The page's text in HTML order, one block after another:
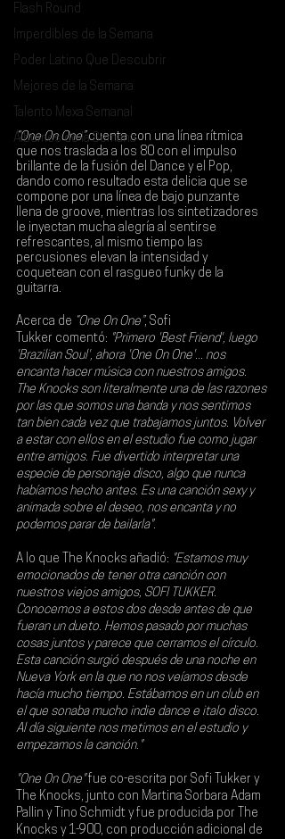
Flash Round
Imperdibles de la Semana
Poder Latino Que Descubrir
Mejores de la Semana
Talento Mexa Semanal
Álbumes de la Semana
“One On One” cuenta con una línea rítmica
que nos traslada a los 80 con el impulso
brillante de la fusión del Dance y el Pop,
dando como resultado esta delicia que se
compone por una línea de bajo punzante
llena de groove, mientras los sintetizadores
le inyectan mucha alegría al sentirse
refrescantes, al mismo tiempo las
percusiones elevan la intensidad y
coquetean con el rasgueo funky de la
guitarra.
Acerca de “One On One”, Sofi
Tukker comentó: "Primero 'Best Friend', luego
'Brazilian Soul', ahora 'One On One'... nos
encanta hacer música con nuestros amigos.
The Knocks son literalmente una de las razones
por las que somos una banda y nos sentimos
tan bien cada vez que trabajamos juntos. Volver
a estar con ellos en el estudio fue como jugar
entre amigos. Fue divertido interpretar una
especie de personaje disco, algo que nunca
habíamos hecho antes. Es una canción sexy y
animada sobre el deseo, nos encanta y no
podemos parar de bailarla".
A lo que The Knocks añadió: "Estamos muy
emocionados de tener otra canción con
nuestros viejos amigos, SOFI TUKKER.
Conocemos a estos dos desde antes de que
fueran un dueto. Hemos pasado por muchas
cosas juntos y parece que cerramos el círculo.
Esta canción surgió después de una noche en
Nueva York en la que no nos veíamos desde
hacía mucho tiempo. Estábamos en un club en
el que sonaba mucho indie dance e italo disco.
Al día siguiente nos metimos en el estudio y
empezamos la canción."
"One On One" fue co-escrita por Sofi Tukker y
The Knocks, junto con Martina Sorbara Adam
Pallin y Tino Schmidt y fue producida por The
Knocks y 1-900, con producción adicional de